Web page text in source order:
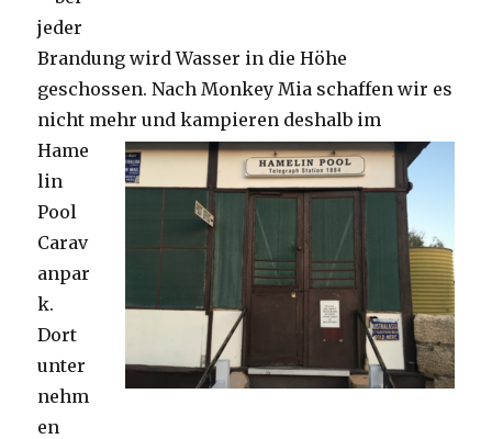
jeder
Brandung wird Wasser in die Höhe
geschossen. Nach Monkey Mia schaffen wir es
nicht mehr und kampieren deshalb im
Hame
lin
Pool
Carav
anpar
k.
Dort
unter
nehm
en